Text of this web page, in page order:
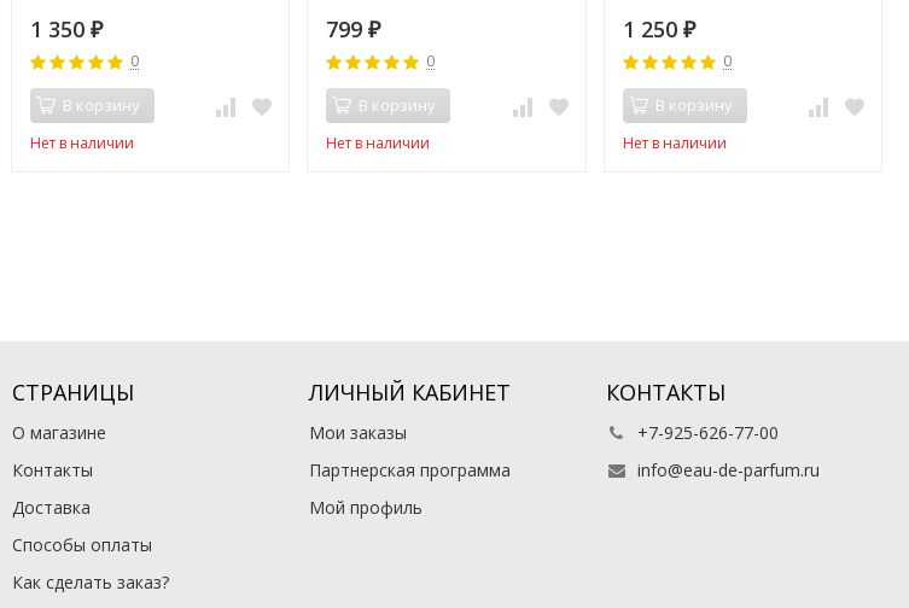
1 350 ₽
0
В корзину
Нет в наличии
799₽
0
В корзину
Нет в наличии
1 250 ₽
0
В корзину
Нет в наличии
СТРАНИЦЫ
О магазине
Контакты
Доставка
Способы оплаты
Как сделать заказ?
ЛИЧНЫЙ КАБИНЕТ
Мои заказы
Партнерская программа
Мой профиль
КОНТАКТЫ
+7-925-626-77-00
info@eau-de-parfum.ru